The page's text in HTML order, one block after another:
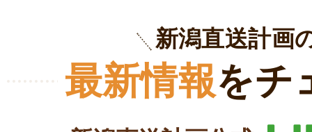
新潟直送計画
最新情報をチ